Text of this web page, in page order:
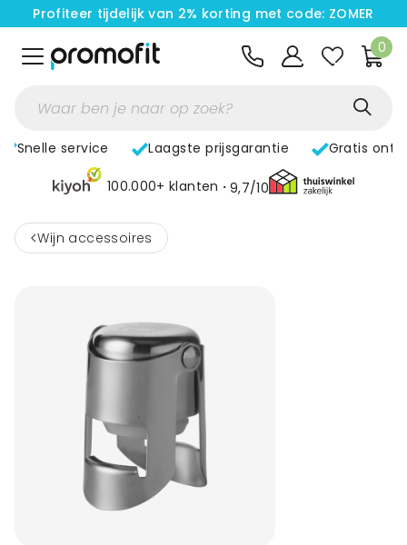
Profiteer tijdelijk van 2% korting met code: ZOMER
0
Snelle service Laagste prijsgarantie Gratis
100.000+ klanten 9,7/10
< Wijn accessoires